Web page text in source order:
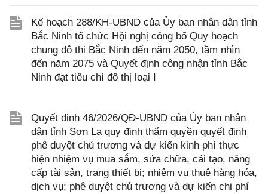
Kế hoạch 288/KH-UBND của Ủy ban nhân dân tỉnh
Bắc Ninh tổ chức Hội nghị công bố Quy hoạch
chung đô thị Bắc Ninh đến năm 2050, tầm nhìn
đến năm 2075 và Quyết định công nhận tỉnh Bắc
Ninh đạt tiêu chí đô thị loại I
Quyết định 46/2026/QĐ-UBND của Ủy ban nhân
dân tỉnh Sơn La quy định thẩm quyền quyết định
phê duyệt chủ trương và dự kiến kinh phí thực
hiện nhiệm vụ mua sắm, sửa chữa, cải tạo, nâng
cấp tài sản, trang thiết bị; nhiệm vụ thuê hàng hóa,
dịch vụ; phê duyệt chủ trương và dự kiến chi phí